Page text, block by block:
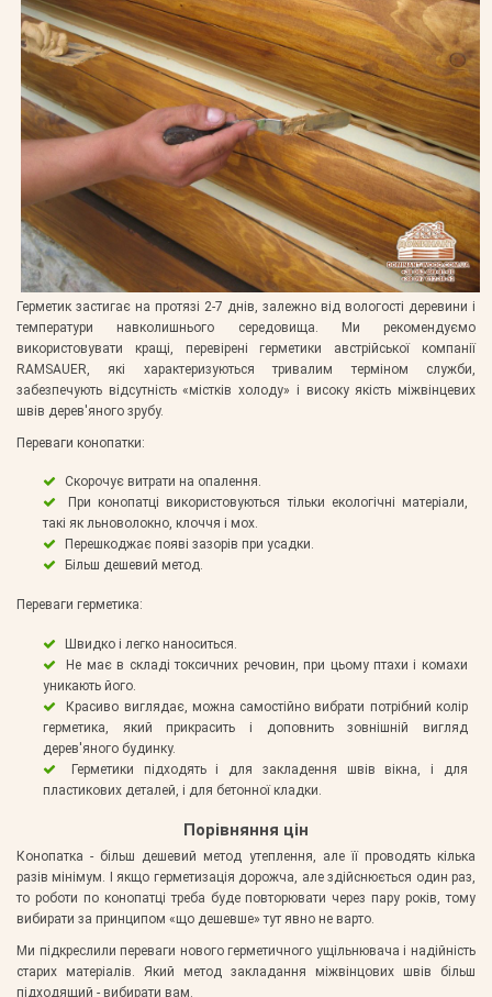
Герметик застигає на протязі 2-7 днів, залежно від вологості деревини і
температури навколишнього середовища. Ми рекомендуємо
використовувати кращі, перевірені герметики австрійської компанії
RAMSAUER, які характеризуються тривалим терміном служби,
забезпечують відсутність «містків холоду» і високу якість міжвінцевих
швів дерев'яного зрубу.
Переваги конопатки:
Скорочує витрати на опалення.
При конопатці використовуються тільки екологічні матеріали,
такі як льноволокно, клоччя і мох.
Перешкоджає появі зазорів при усадки.
Більш дешевий метод.
Переваги герметика:
Швидко і легко наноситься.
Не має в складі токсичних речовин, при цьому птахи і комахи
уникають його.
Красиво виглядає, можна самостійно вибрати потрібний колір
герметика, який прикрасить і доповнить зовнішній вигляд
дерев'яного будинку.
Герметики підходять і для закладення швів вікна, і для
пластикових деталей, і для бетонної кладки.
Порівняння цін
Конопатка - більш дешевий метод утеплення, але її проводять кілька
разів мінімум. І якщо герметизація дорожча, але здійснюється один раз,
то роботи по конопатці треба буде повторювати через пару років, тому
вибирати за принципом «що дешевше» тут явно не варто.
Ми підкреслили переваги нового герметичного ущільнювача і надійність
старих матеріалів. Який метод закладання міжвінцових швів більш
підходящий - вибирати вам.